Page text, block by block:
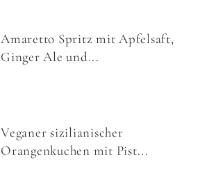
Amaretto Spritz mit Apfelsaft,
Ginger Ale und...
Veganer sizilianischer
Orangenkuchen mit Pist...